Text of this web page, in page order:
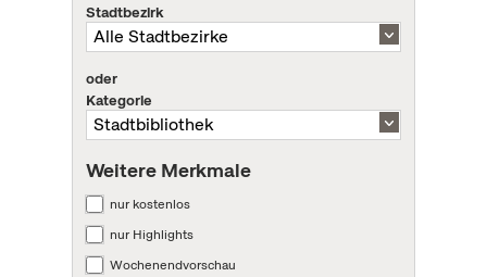
Stadtbezirk
oder
Kategorie
Weitere Merkmale
nur kostenlos
nur Highlights
Wochenendvorschau